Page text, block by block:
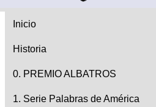
Inicio
Historia
0. PREMIO ALBATROS
1. Serie Palabras de América